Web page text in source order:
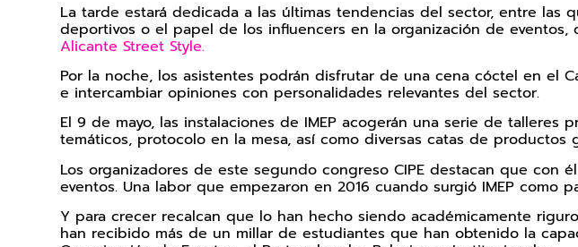
La tarde estará dedicada a las últimas tendencias del sector, entre las
deportivos o el papel de los influencers en la organización de eventos,
Alicante Street Style.
Por la noche, los asistentes podrán disfrutar de una cena cóctel en el
e intercambiar opiniones con personalidades relevantes del sector.
El 9 de mayo, las instalaciones de IMEP acogerán una serie de
temáticos, protocolo en la mesa, así como diversas catas de productos
Los organizadores de este segundo congreso CIPE destacan que
eventos. Una labor que empezaron en 2016 cuando surgió IMEP como
Y para crecer recalcan que lo han hecho siendo académicamente
han recibido más de un millar de estudiantes que han obtenido la